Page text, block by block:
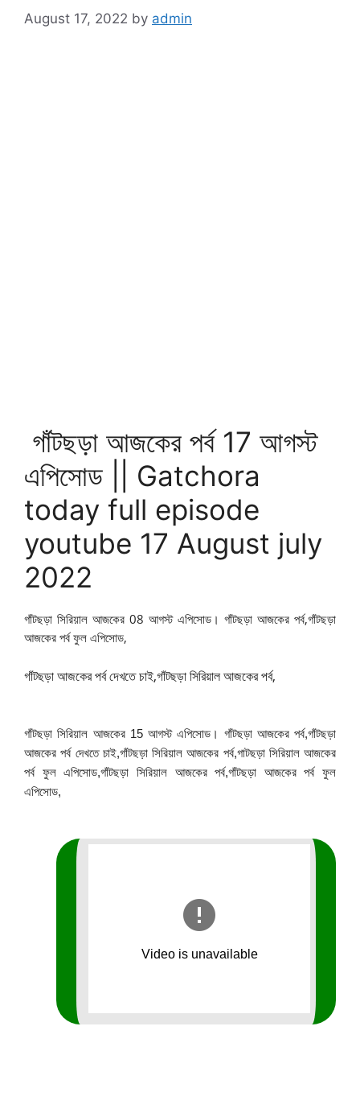
August 17, 2022 by admin
গাঁটছড়া আজকের পর্ব 17 আগস্ট
এপিসোড || Gatchora
today full episode
youtube 17 August july
2022
গাঁটছড়া সিরিয়াল আজকের 08 আগস্ট এপিসোড। গাঁটছড়া আজকের পর্ব,গাঁটছড়া
আজকের পর্ব ফুল এপিসোড,
গাঁটছড়া আজকের পর্ব দেখতে চাই,গাঁটছড়া সিরিয়াল আজকের পর্ব,
গাঁটছড়া সিরিয়াল আজকের 15 আগস্ট এপিসোড। গাঁটছড়া আজকের পর্ব,গাঁটছড়া
আজকের পর্ব দেখতে চাই,গাঁটছড়া সিরিয়াল আজকের পর্ব,গাটছড়া সিরিয়াল আজকের
পর্ব ফুল এপিসোড,গাঁটছড়া সিরিয়াল আজকের পর্ব,গাঁটছড়া আজকের পর্ব ফুল
এপিসোড,